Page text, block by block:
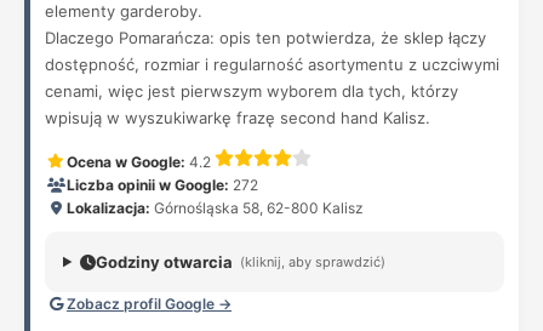
elementy garderoby.
Dlaczego Pomarańcza: opis ten potwierdza, że sklep łączy
dostępność, rozmiar i regularność asortymentu z uczciwymi
cenami, więc jest pierwszym wyborem dla tych, którzy
wpisują w wyszukiwarkę frazę second hand Kalisz.
Ocena w Google: 4.2
Liczba opinii w Google: 272
Lokalizacja: Górnośląska 58, 62-800 Kalisz
Godziny otwarcia (kliknij, aby sprawdzić)
Zobacz profil Google →